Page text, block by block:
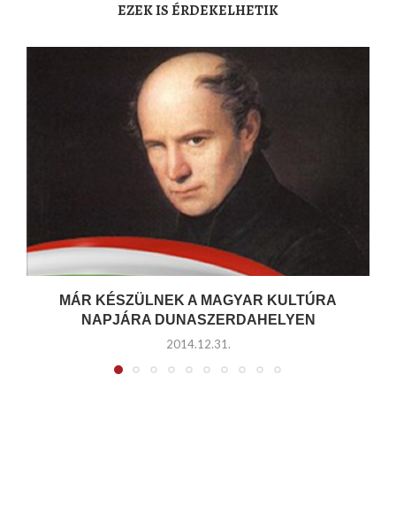
EZEK IS ÉRDEKELHETIK
MÁR KÉSZÜLNEK A MAGYAR KULTÚRA
NAPJÁRA DUNASZERDAHELYEN
2014.12.31.